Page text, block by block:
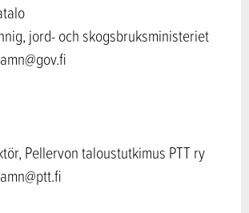
jord- och skogsbruksministeriet
Pellervon taloustutkimus PTT ry